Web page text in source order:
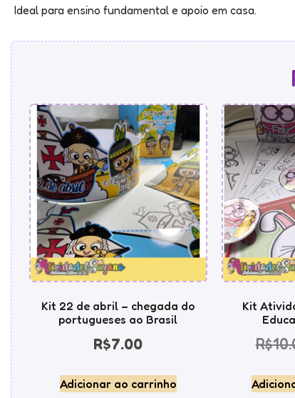
Ideal para ensino fundamental e apoio em casa.
Kit 22 de abril – chegada do
portugueses ao Brasil
R$7.00
Adicionar ao carrinho
Kit
R$